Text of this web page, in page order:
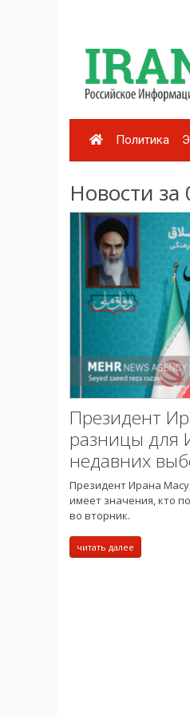
Политика
Новости за
Президент
разницы для
недавних
Президент Ирана
имеет значения, кто
во вторник.
читать далее